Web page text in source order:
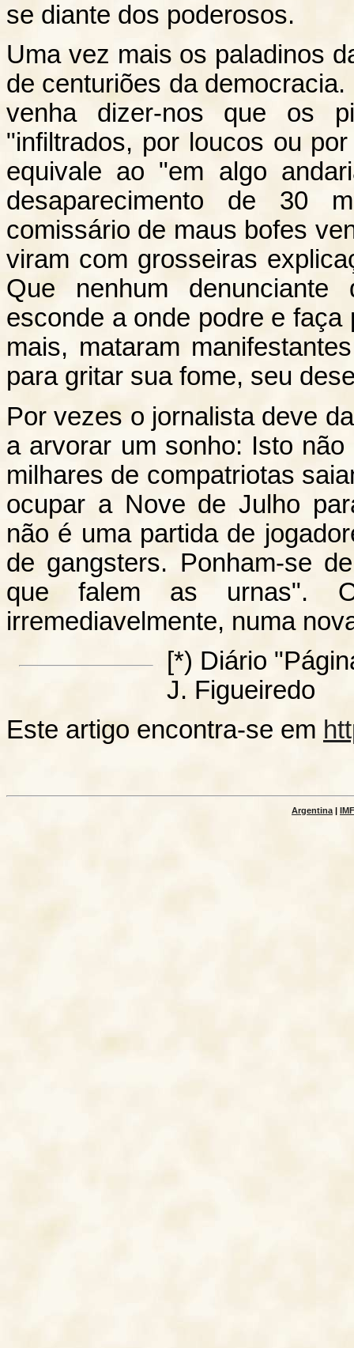
se diante dos poderosos.
Uma vez mais os paladinos
de centuriões da
venha dizer-nos que os
"infiltrados, por loucos ou
equivale ao "em algo
desaparecimento de 30
comissário de maus bofes
viram com grosseiras
Que nenhum
esconde a onde podre e
mais, mataram
para gritar sua fome, seu
Por vezes o jornalista deve
a arvorar um sonho: Isto
milhares de compatriotas
ocupar a Nove de Julho
não é uma partida de
de gangsters. Ponham-se
que falem as urnas".
irremediavelmente, numa
[*) Diário
J. Figueiredo
Este artigo encontra-se em
Argentina | IMF